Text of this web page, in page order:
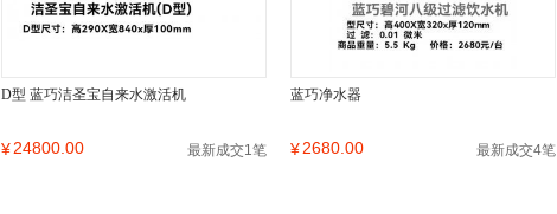
D型 蓝巧洁圣宝自来水激活机
¥24800.00 最新成交1笔
蓝巧净水器
¥2680.00 最新成交4笔